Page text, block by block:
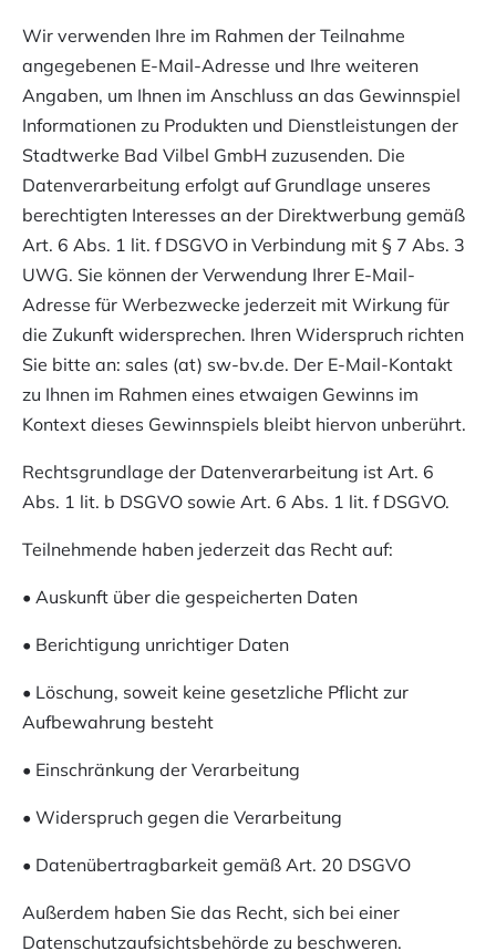
Wir verwenden Ihre im Rahmen der Teilnahme
angegebenen E-Mail-Adresse und Ihre weiteren
Angaben, um Ihnen im Anschluss an das Gewinnspiel
Informationen zu Produkten und Dienstleistungen der
Stadtwerke Bad Vilbel GmbH zuzusenden. Die
Datenverarbeitung erfolgt auf Grundlage unseres
berechtigten Interesses an der Direktwerbung gemäß
Art. 6 Abs. 1 lit. f DSGVO in Verbindung mit § 7 Abs. 3
UWG. Sie können der Verwendung Ihrer E-Mail-
Adresse für Werbezwecke jederzeit mit Wirkung für
die Zukunft widersprechen. Ihren Widerspruch richten
Sie bitte an: sales (at) sw-bv.de. Der E-Mail-Kontakt
zu Ihnen im Rahmen eines etwaigen Gewinns im
Kontext dieses Gewinnspiels bleibt hiervon unberührt.
Rechtsgrundlage der Datenverarbeitung ist Art. 6
Abs. 1 lit. b DSGVO sowie Art. 6 Abs. 1 lit. f DSGVO.
Teilnehmende haben jederzeit das Recht auf:
• Auskunft über die gespeicherten Daten
• Berichtigung unrichtiger Daten
• Löschung, soweit keine gesetzliche Pflicht zur
Aufbewahrung besteht
• Einschränkung der Verarbeitung
• Widerspruch gegen die Verarbeitung
• Datenübertragbarkeit gemäß Art. 20 DSGVO
Außerdem haben Sie das Recht, sich bei einer
Datenschutzaufsichtsbehörde zu beschweren.